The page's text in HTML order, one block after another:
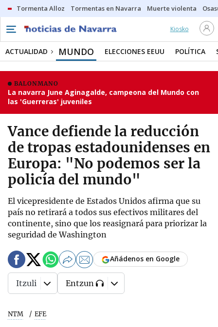
Tormenta Alloz Tormentas en Navarra Muerte violenta
Kiosko
ACTUALIDAD MUNDO ELECCIONES EEUU POLÍTICA
BALONMANO
La navarra June Aginagalde, campeona del Mundo con
las 'Guerreras' juveniles
Vance defiende la reducción
de tropas estadounidenses en
Europa: "No podemos ser la
policía del mundo"
El vicepresidente de Estados Unidos afirma que su
país no retirará a todos sus efectivos militares del
continente, sino que los reasignará para priorizar la
seguridad de Washington
NTM EFE
Añádenos en Google
Itzuli Entzun